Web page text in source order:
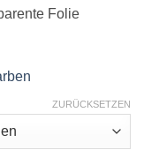
Folie
ZURÜCKSETZEN